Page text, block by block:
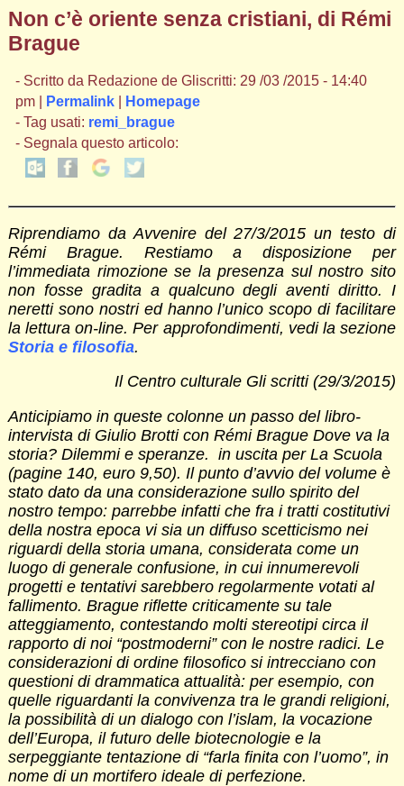
Non c’è oriente senza cristiani, di Rémi
Brague
- Scritto da Redazione de Gliscritti: 29 /03 /2015 - 14:40
pm |
Permalink|
Homepage
- Tag usati: remi_brague
- Segnala questo articolo:
Riprendiamo da Avvenire del 27/3/2015 un testo di
Rémi Brague. Restiamo a disposizione per
l’immediata rimozione se la presenza sul nostro sito
non fosse gradita a qualcuno degli aventi diritto. I
neretti sono nostri ed hanno l’unico scopo di facilitare
la lettura on-line. Per approfondimenti, vedi la sezione
Storia e filosofia.
Il Centro culturale Gli scritti (29/3/2015)
Anticipiamo in queste colonne un passo del libro-
intervista di Giulio Brotti con Rémi Brague Dove va la
storia? Dilemmi e speranze. in uscita per La Scuola
(pagine 140, euro 9,50). Il punto d’avvio del volume è
stato dato da una considerazione sullo spirito del
nostro tempo: parrebbe infatti che fra i tratti costitutivi
della nostra epoca vi sia un diffuso scetticismo nei
riguardi della storia umana, considerata come un
luogo di generale confusione, in cui innumerevoli
progetti e tentativi sarebbero regolarmente votati al
fallimento. Brague riflette criticamente su tale
atteggiamento, contestando molti stereotipi circa il
rapporto di noi “postmoderni” con le nostre radici. Le
considerazioni di ordine filosofico si intrecciano con
questioni di drammatica attualità: per esempio, con
quelle riguardanti la convivenza tra le grandi religioni,
la possibilità di un dialogo con l’islam, la vocazione
dell’Europa, il futuro delle biotecnologie e la
serpeggiante tentazione di “farla finita con l’uomo”, in
nome di un mortifero ideale di perfezione.